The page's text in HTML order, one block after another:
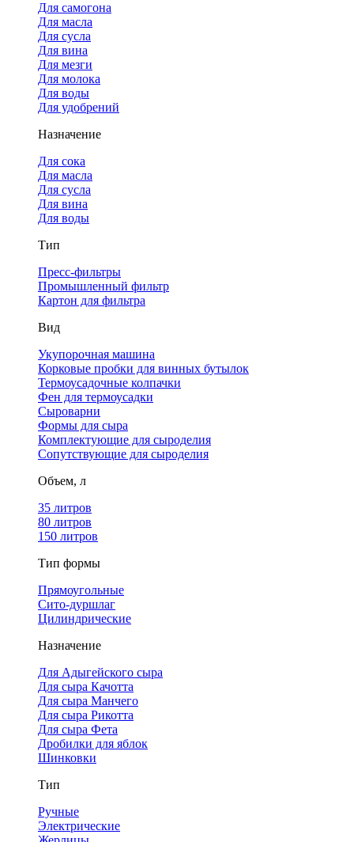
Для самогона
Для масла
Для сусла
Для вина
Для мезги
Для молока
Для воды
Для удобрений
Назначение
Для сока
Для масла
Для сусла
Для вина
Для воды
Тип
Пресс-фильтры
Промышленный фильтр
Картон для фильтра
Вид
Укупорочная машина
Корковые пробки для винных бутылок
Термоусадочные колпачки
Фен для термоусадки
Сыроварни
Формы для сыра
Комплектующие для сыроделия
Сопутствующие для сыроделия
Объем, л
35 литров
80 литров
150 литров
Тип формы
Прямоугольные
Сито-дуршлаг
Цилиндрические
Назначение
Для Адыгейского сыра
Для сыра Качотта
Для сыра Манчего
Для сыра Рикотта
Для сыра Фета
Дробилки для яблок
Шинковки
Тип
Ручные
Электрические